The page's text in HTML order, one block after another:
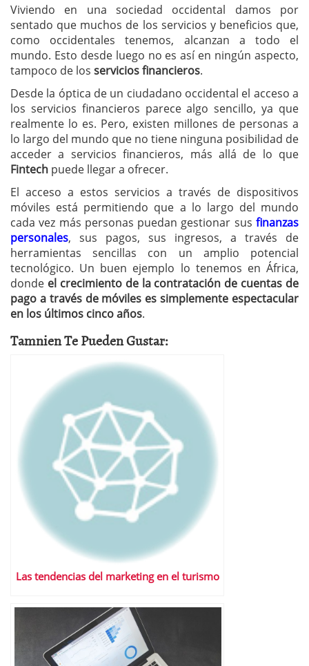
Viviendo en una sociedad occidental damos por
sentado que muchos de los servicios y beneficios que,
como occidentales tenemos, alcanzan a todo el
mundo. Esto desde luego no es así en ningún aspecto,
tampoco de los servicios financieros.
Desde la óptica de un ciudadano occidental el acceso a
los servicios financieros parece algo sencillo, ya que
realmente lo es. Pero, existen millones de personas a
lo largo del mundo que no tiene ninguna posibilidad de
acceder a servicios financieros, más allá de lo que
Fintech puede llegar a ofrecer.
El acceso a estos servicios a través de dispositivos
móviles está permitiendo que a lo largo del mundo
cada vez más personas puedan gestionar sus finanzas
personales, sus pagos, sus ingresos, a través de
herramientas sencillas con un amplio potencial
tecnológico. Un buen ejemplo lo tenemos en África,
donde el crecimiento de la contratación de cuentas de
pago a través de móviles es simplemente espectacular
en los últimos cinco años.
Tamnien Te Pueden Gustar:
Las tendencias del marketing en el turismo